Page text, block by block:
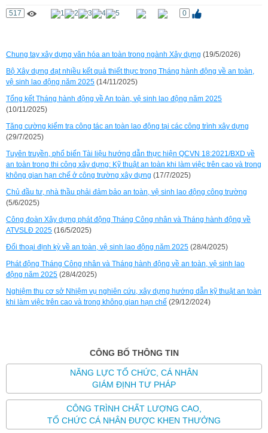
517 0
Chung tay xây dựng văn hóa an toàn trong ngành Xây dựng (19/5/2026)
Bộ Xây dựng đạt nhiều kết quả thiết thực trong Tháng hành động về an toàn,
vệ sinh lao động năm 2025 (14/11/2025)
Tổng kết Tháng hành động về An toàn, vệ sinh lao động năm 2025
(10/11/2025)
Tăng cường kiểm tra công tác an toàn lao động tại các công trình xây dựng
(29/7/2025)
Tuyên truyền, phổ biến Tài liệu hướng dẫn thực hiện QCVN 18:2021/BXD về
an toàn trong thi công xây dựng: Kỹ thuật an toàn khi làm việc trên cao và trong
không gian hạn chế ở công trường xây dựng (17/7/2025)
Chủ đầu tư, nhà thầu phải đảm bảo an toàn, vệ sinh lao động công trường
(5/6/2025)
Công đoàn Xây dựng phát động Tháng Công nhân và Tháng hành động về
ATVSLĐ 2025 (16/5/2025)
Đối thoại định kỳ về an toàn, vệ sinh lao động năm 2025 (28/4/2025)
Phát động Tháng Công nhân và Tháng hành động về an toàn, vệ sinh lao
động năm 2025 (28/4/2025)
Nghiệm thu cơ sở Nhiệm vụ nghiên cứu, xây dựng hướng dẫn kỹ thuật an toàn
khi làm việc trên cao và trong không gian hạn chế (29/12/2024)
CÔNG BỐ THÔNG TIN
NĂNG LỰC TỔ CHỨC, CÁ NHÂN
GIÁM ĐỊNH TƯ PHÁP
CÔNG TRÌNH CHẤT LƯỢNG CAO,
TỔ CHỨC CÁ NHÂN ĐƯỢC KHEN THƯỞNG